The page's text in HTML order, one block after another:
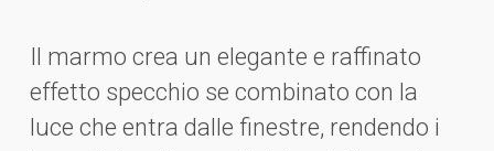
Il marmo crea un elegante e raffinato
effetto specchio se combinato con la
luce che entra dalle finestre, rendendo i